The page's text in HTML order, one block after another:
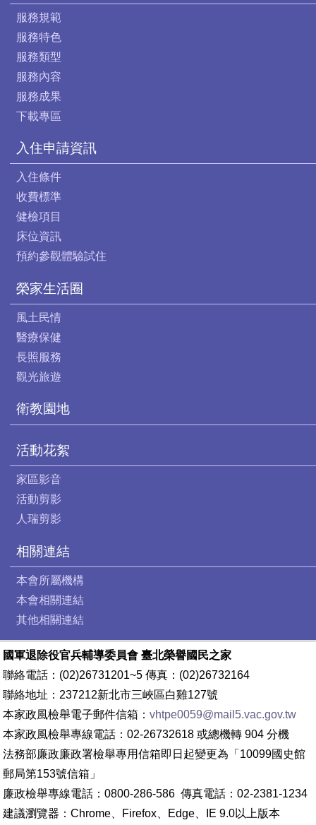
服務規範
服務特色
服務類型
服務內容
服務成果
下載專區
入住申請資訊
入住條件
收費標準
健檢項目
床位資訊
預約參觀體驗試住
榮家生活圈
風土民情
醫療保健
長照服務
觀光旅遊
衛教園地
活動花絮
家區影音
活動剪影
人瑞剪影
相關連結
本會所屬機構
本會相關連結
其他相關連結
國軍退除役官兵輔導委員會 臺北榮譽國民之家
聯絡電話：(02)26731201~5 傳真：(02)26732164
聯絡地址：237212新北市三峽區白雞127號
本家政風檢舉電子郵件信箱：vhtpe0059@mail5.vac.gov.tw
本家政風檢舉專線電話：02-26732618 或總機轉 904 分機
法務部廉政廉政署檢舉專用信箱即日起變更為「10099國史館
郵局第153號信箱」
廉政檢舉專線電話：0800-286-586 傳真電話：02-2381-1234
建議瀏覽器：Chrome、Firefox、Edge、IE 9.0以上版本